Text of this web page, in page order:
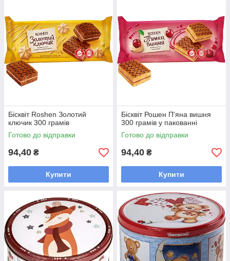
Бісквіт Roshen Золотий
ключик 300 грамів
Готово до відправки
94,40 ₴
Купити
Бісквіт Рошен П'яна вишня
300 грамів у пакованні
Готово до відправки
94,40 ₴
Купити